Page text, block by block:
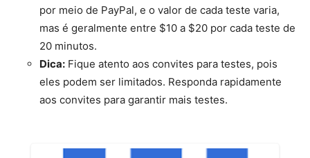
por meio de PayPal, e o valor de cada teste varia,
mas é geralmente entre $10 a $20 por cada teste de
20 minutos.
Dica: Fique atento aos convites para testes, pois
eles podem ser limitados. Responda rapidamente
aos convites para garantir mais testes.